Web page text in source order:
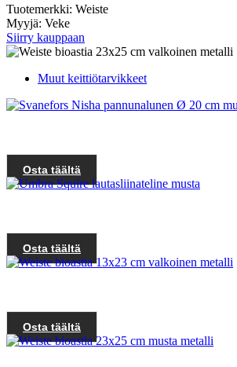
Tuotemerkki: Weiste
Myyjä: Veke
Siirry kauppaan
Muut keittiötarvikkeet
Osta täältä
Osta täältä
Osta täältä